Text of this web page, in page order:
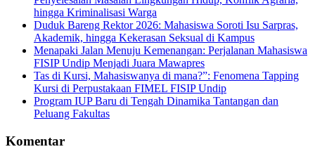
hingga Kriminalisasi Warga
Duduk Bareng Rektor 2026: Mahasiswa Soroti Isu Sarpras,
Akademik, hingga Kekerasan Seksual di Kampus
Menapaki Jalan Menuju Kemenangan: Perjalanan Mahasiswa
FISIP Undip Menjadi Juara Mawapres
Tas di Kursi, Mahasiswanya di mana?”: Fenomena Tapping
Kursi di Perpustakaan FIMEL FISIP Undip
Program IUP Baru di Tengah Dinamika Tantangan dan
Peluang Fakultas
Komentar